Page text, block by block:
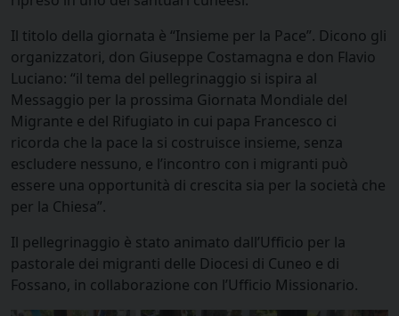
Il titolo della giornata è “Insieme per la Pace”. Dicono gli
organizzatori, don Giuseppe Costamagna e don Flavio
Luciano: “il tema del pellegrinaggio si ispira al
Messaggio per la prossima Giornata Mondiale del
Migrante e del Rifugiato in cui papa Francesco ci
ricorda che la pace la si costruisce insieme, senza
escludere nessuno, e l’incontro con i migranti può
essere una opportunità di crescita sia per la società che
per la Chiesa”.
Il pellegrinaggio è stato animato dall’Ufficio per la
pastorale dei migranti delle Diocesi di Cuneo e di
Fossano, in collaborazione con l’Ufficio Missionario.